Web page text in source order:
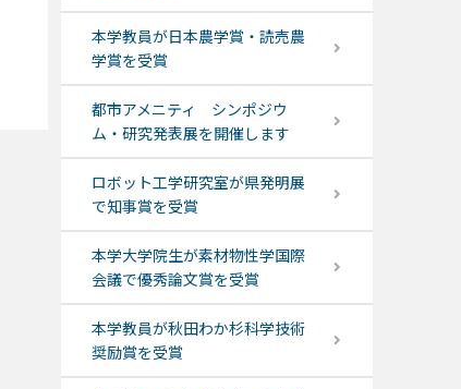
本学教員が日本農学賞・読売農
学賞を受賞
都市アメニティ シンポジウ
ム・研究発表展を開催します
ロボット工学研究室が県発明展
で知事賞を受賞
本学大学院生が素材物性学国際
会議で優秀論文賞を受賞
本学教員が秋田わか杉科学技術
奨励賞を受賞